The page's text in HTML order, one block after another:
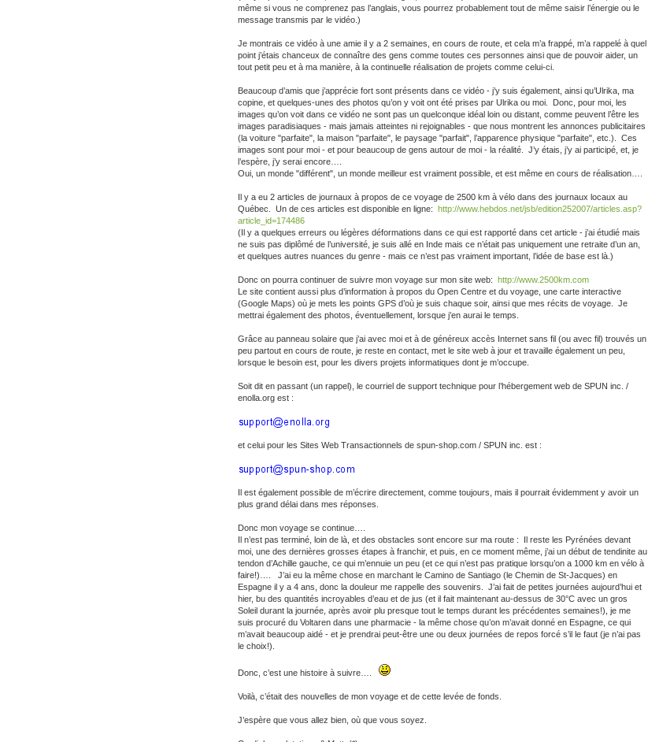
même si vous ne comprenez pas l’anglais, vous pourrez probablement tout de même saisir l’énergie ou le
message transmis par le vidéo.)
Je montrais ce vidéo à une amie il y a 2 semaines, en cours de route, et cela m’a frappé, m’a rappelé à quel
point j’étais chanceux de connaître des gens comme toutes ces personnes ainsi que de pouvoir aider, un
tout petit peu et à ma manière, à la continuelle réalisation de projets comme celui-ci.
Beaucoup d’amis que j’apprécie fort sont présents dans ce vidéo - j’y suis également, ainsi qu’Ulrika, ma
copine, et quelques-unes des photos qu’on y voit ont été prises par Ulrika ou moi. Donc, pour moi, les
images qu’on voit dans ce vidéo ne sont pas un quelconque idéal loin ou distant, comme peuvent l’être les
images paradisiaques - mais jamais atteintes ni rejoignables - que nous montrent les annonces publicitaires
(la voiture "parfaite", la maison "parfaite", le paysage "parfait", l’apparence physique "parfaite", etc.). Ces
images sont pour moi - et pour beaucoup de gens autour de moi - la réalité. J’y étais, j’y ai participé, et, je
l’espère, j’y serai encore….
Oui, un monde "différent", un monde meilleur est vraiment possible, et est même en cours de réalisation….
Il y a eu 2 articles de journaux à propos de ce voyage de 2500 km à vélo dans des journaux locaux au
Québec. Un de ces articles est disponible en ligne: http://www.hebdos.net/jsb/edition252007/articles.asp?
article_id=174486
(Il y a quelques erreurs ou légères déformations dans ce qui est rapporté dans cet article - j’ai étudié mais
ne suis pas diplômé de l’université, je suis allé en Inde mais ce n’était pas uniquement une retraite d’un an,
et quelques autres nuances du genre - mais ce n’est pas vraiment important, l’idée de base est là.)
Donc on pourra continuer de suivre mon voyage sur mon site web: http://www.2500km.com
Le site contient aussi plus d’information à propos du Open Centre et du voyage, une carte interactive
(Google Maps) où je mets les points GPS d’où je suis chaque soir, ainsi que mes récits de voyage. Je
mettrai également des photos, éventuellement, lorsque j’en aurai le temps.
Grâce au panneau solaire que j’ai avec moi et à de généreux accès Internet sans fil (ou avec fil) trouvés un
peu partout en cours de route, je reste en contact, met le site web à jour et travaille également un peu,
lorsque le besoin est, pour les divers projets informatiques dont je m’occupe.
Soit dit en passant (un rappel), le courriel de support technique pour l’hébergement web de SPUN inc. /
enolla.org est :
et celui pour les Sites Web Transactionnels de spun-shop.com / SPUN inc. est :
Il est également possible de m’écrire directement, comme toujours, mais il pourrait évidemment y avoir un
plus grand délai dans mes réponses.
Donc mon voyage se continue….
Il n’est pas terminé, loin de là, et des obstacles sont encore sur ma route : Il reste les Pyrénées devant
moi, une des dernières grosses étapes à franchir, et puis, en ce moment même, j’ai un début de tendinite au
tendon d’Achille gauche, ce qui m’ennuie un peu (et ce qui n’est pas pratique lorsqu’on a 1000 km en vélo à
faire!)…. J’ai eu la même chose en marchant le Camino de Santiago (le Chemin de St-Jacques) en
Espagne il y a 4 ans, donc la douleur me rappelle des souvenirs. J’ai fait de petites journées aujourd’hui et
hier, bu des quantités incroyables d’eau et de jus (et il fait maintenant au-dessus de 30°C avec un gros
Soleil durant la journée, après avoir plu presque tout le temps durant les précédentes semaines!), je me
suis procuré du Voltaren dans une pharmacie - la même chose qu’on m’avait donné en Espagne, ce qui
m’avait beaucoup aidé - et je prendrai peut-être une ou deux journées de repos forcé s’il le faut (je n’ai pas
le choix!).
Donc, c’est une histoire à suivre….
Voilà, c’était des nouvelles de mon voyage et de cette levée de fonds.
J’espère que vous allez bien, où que vous soyez.